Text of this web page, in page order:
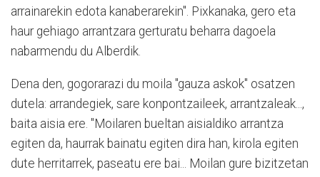
arrainarekin edota kanaberarekin". Pixkanaka, gero eta
haur gehiago arrantzara gerturatu beharra dagoela
nabarmendu du Alberdik.
Dena den, gogorarazi du moila "gauza askok" osatzen
dutela: arrandegiek, sare konpontzaileek, arrantzaleak...,
baita aisia ere. "Moilaren bueltan aisialdiko arrantza
egiten da, haurrak bainatu egiten dira han, kirola egiten
dute herritarrek, paseatu ere bai... Moilan gure bizitzetan